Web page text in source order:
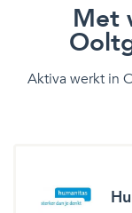
Met
Aktiva werkt in